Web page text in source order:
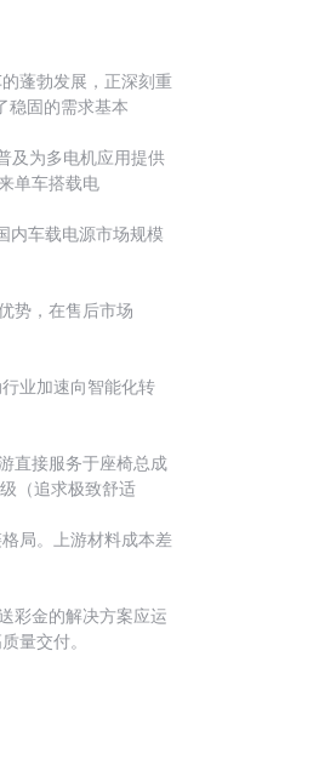
蓬勃发展，正深刻重
稳固的需求基本
及为多电机应用提供
单车搭载电
内车载电源市场规模
势，在售后市场
业加速向智能化转
直接服务于座椅总成
（追求极致舒适
局。上游材料成本差
彩金的解决方案应运
量交付。